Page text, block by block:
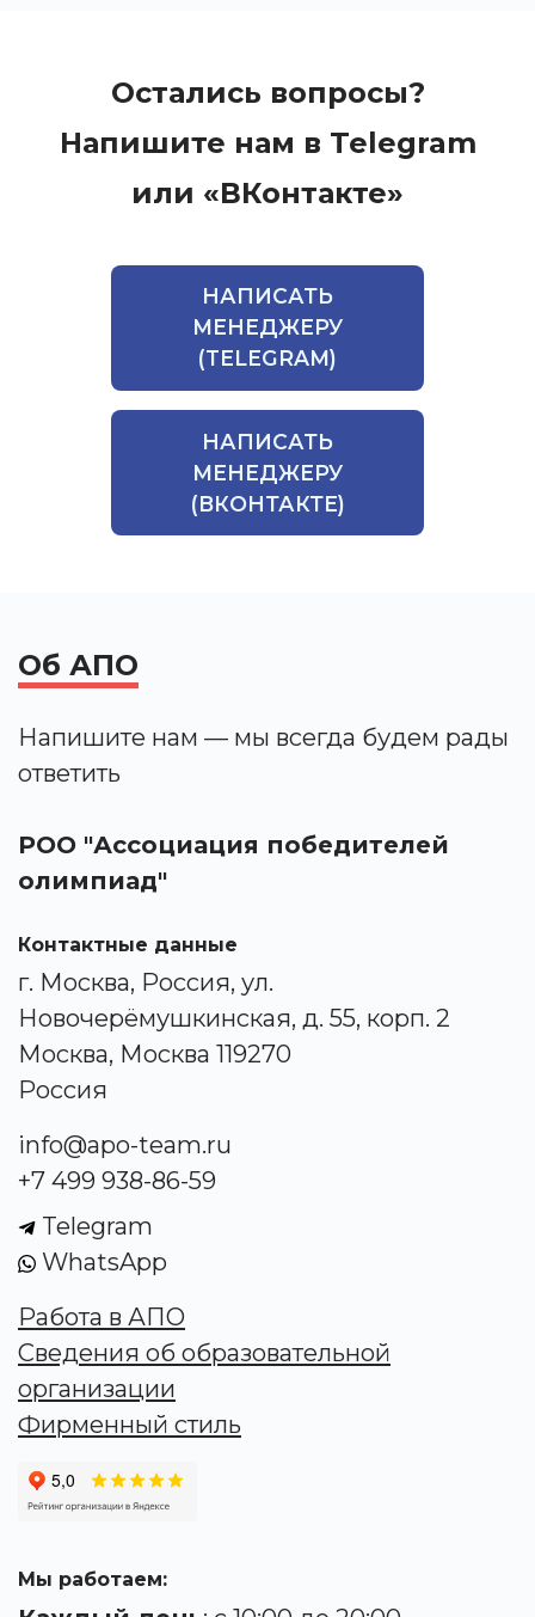
Остались вопросы?
Напишите нам в Telegram
или «ВКонтакте»
НАПИСАТЬ
МЕНЕДЖЕРУ
(TELEGRAM)
НАПИСАТЬ
МЕНЕДЖЕРУ
(ВКОНТАКТЕ)
Об АПО
Напишите нам — мы всегда будем рады
ответить
РОО "Ассоциация победителей
олимпиад"
Контактные данные
г. Москва, Россия, ул.
Новочерёмушкинская, д. 55, корп. 2
Москва, Москва 119270
Россия
info@apo-team.ru
+7 499 938-86-59
Telegram
WhatsApp
Работа в АПО
Сведения об образовательной
организации
Фирменный стиль
Мы работаем: